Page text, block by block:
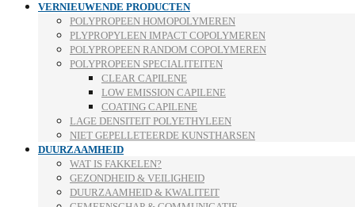
VERNIEUWENDE PRODUCTEN
POLYPROPEEN HOMOPOLYMEREN
PLYPROPYLEEN IMPACT COPOLYMEREN
POLYPROPEEN RANDOM COPOLYMEREN
POLYPROPEEN SPECIALITEITEN
CLEAR CAPILENE
LOW EMISSION CAPILENE
COATING CAPILENE
LAGE DENSITEIT POLYETHYLEEN
NIET GEPELLETEERDE KUNSTHARSEN
DUURZAAMHEID
WAT IS FAKKELEN?
GEZONDHEID & VEILIGHEID
DUURZAAMHEID & KWALITEIT